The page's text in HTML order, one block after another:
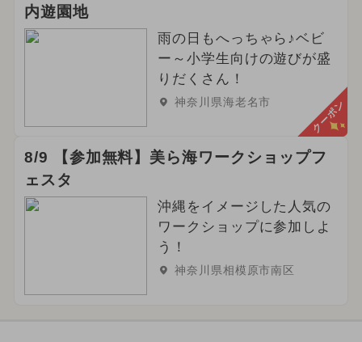
内遊園地
雨の日もへっちゃら♪ベビ
ー～小学生向けの遊びが盛
りだくさん！
神奈川県海老名市 クーポン
8/9 【参加無料】美ら海ワークショップフ
ェスタ
沖縄をイメージした人気の
ワークショップに参加しよ
う！
神奈川県相模原市南区